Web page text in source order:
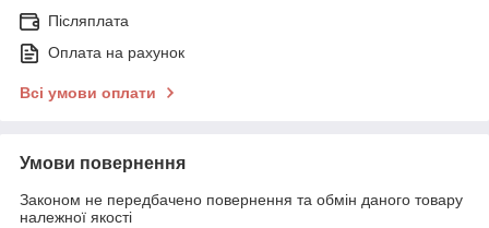
Післяплата
Оплата на рахунок
Всі умови оплати
Умови повернення
Законом не передбачено повернення та обмін даного товару
належної якості